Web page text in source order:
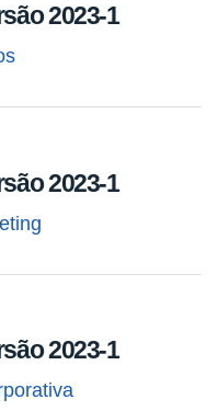
2023-1
2023-1
2023-1